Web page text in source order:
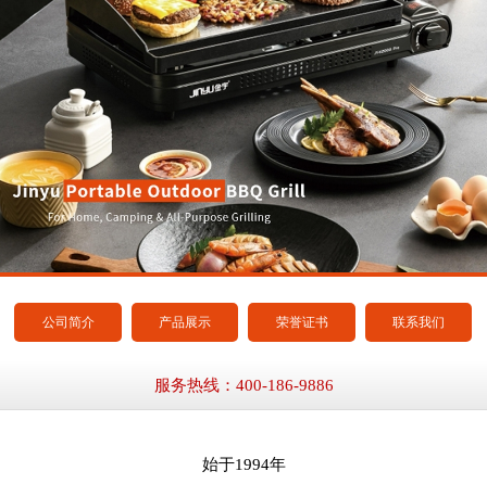
公司简介 产品展示 荣誉证书 联系我们
服务热线：400-186-9886
始于1994年